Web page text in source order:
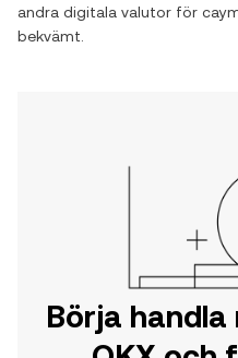
andra digitala valutor för
bekvämt.
Börja